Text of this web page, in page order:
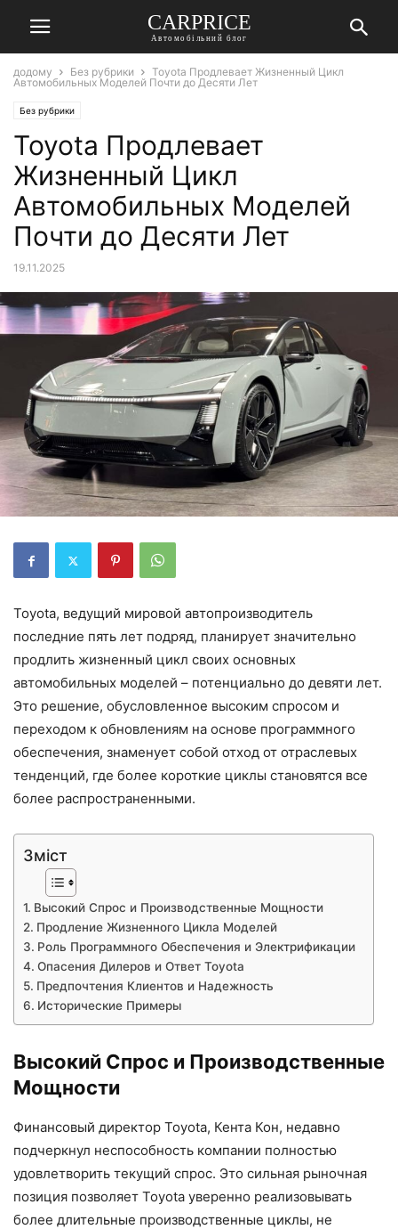
СARPRICE
Автомобільний блог
додому Без рубрики
Toyota Продлевает Жизненный Цикл
Автомобильных Моделей Почти до Десяти Лет
Без рубрики
Toyota Продлевает
Жизненный Цикл
Автомобильных Моделей
Почти до Десяти Лет
19.11.2025
Toyota, ведущий мировой автопроизводитель
последние пять лет подряд, планирует значительно
продлить жизненный цикл своих основных
автомобильных моделей – потенциально до девяти лет.
Это решение, обусловленное высоким спросом и
переходом к обновлениям на основе программного
обеспечения, знаменует собой отход от отраслевых
тенденций, где более короткие циклы становятся все
более распространенными.
Зміст
Высокий Спрос и Производственные Мощности
Продление Жизненного Цикла Моделей
Роль Программного Обеспечения и Электрификации
Опасения Дилеров и Ответ Toyota
Предпочтения Клиентов и Надежность
Исторические Примеры
Высокий Спрос и Производственные
Мощности
Финансовый директор Toyota, Кента Кон, недавно
подчеркнул неспособность компании полностью
удовлетворить текущий спрос. Это сильная рыночная
позиция позволяет Toyota уверенно реализовывать
более длительные производственные циклы, не